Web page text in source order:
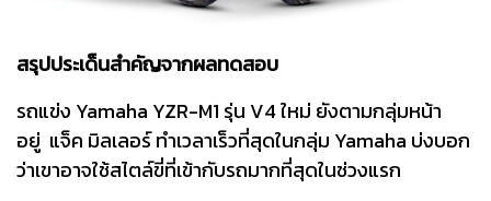
สรุปประเด็นสำคัญจากผลทดสอบ
รถแข่ง Yamaha YZR-M1 รุ่น V4 ใหม่ ยังตามกลุ่มหน้า
อยู่ แจ็ค มิลเลอร์ ทำเวลาเร็วที่สุดในกลุ่ม Yamaha บ่งบอก
ว่าเขาอาจใช้สไตล์ขี่ที่เข้ากับรถมากที่สุดในช่วงแรก